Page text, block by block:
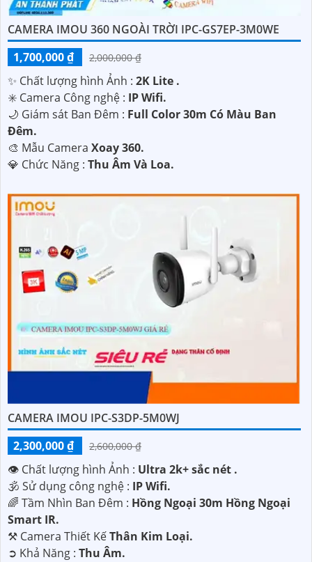
CAMERA IMOU 360 NGOÀI TRỜI IPC-GS7EP-3M0WE
1,700,000 ₫
2,000,000 ₫
✨ Chất lượng hình Ảnh : 2K Lite .
✳️ Camera Công nghệ : IP Wifi.
🌙 Giám sát Ban Đêm : Full Color 30m Có Màu Ban
Ðêm.
🎨 Mẫu Camera Xoay 360.
️💎 Chức Năng : Thu Âm Và Loa.
CAMERA IMOU IPC-S3DP-5M0WJ
2,300,000 ₫
2,600,000 ₫
👁 Chất lượng hình Ảnh : Ultra 2k+ sắc nét .
🕉️ Sử dụng công nghệ : IP Wifi.
🌈 Tầm Nhìn Ban Đêm : Hồng Ngoại 30m Hồng Ngoại
Smart IR.
⚒ Camera Thiết KếThân Kim Loại.
️➲ Khả Năng : Thu Âm.